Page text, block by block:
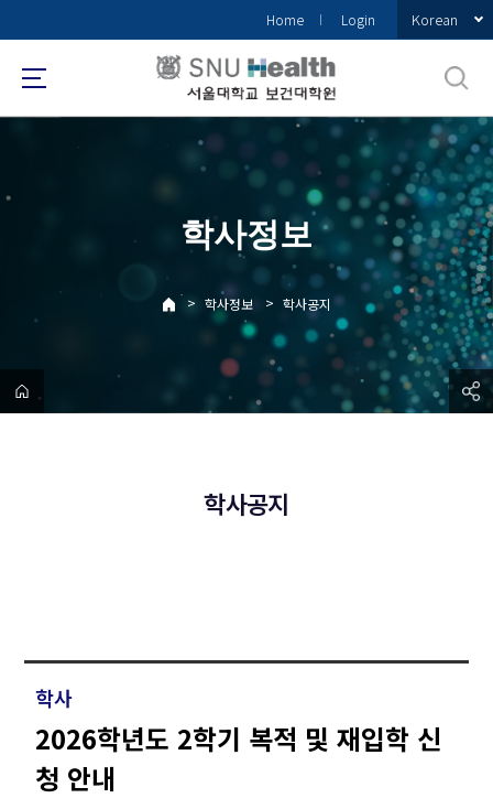
로
메
Home Login Korean
학사정보
> 학사정보 > 학사공지
학사공지
학사
2026학년도 2학기 복적 및 재입학 신
청 안내